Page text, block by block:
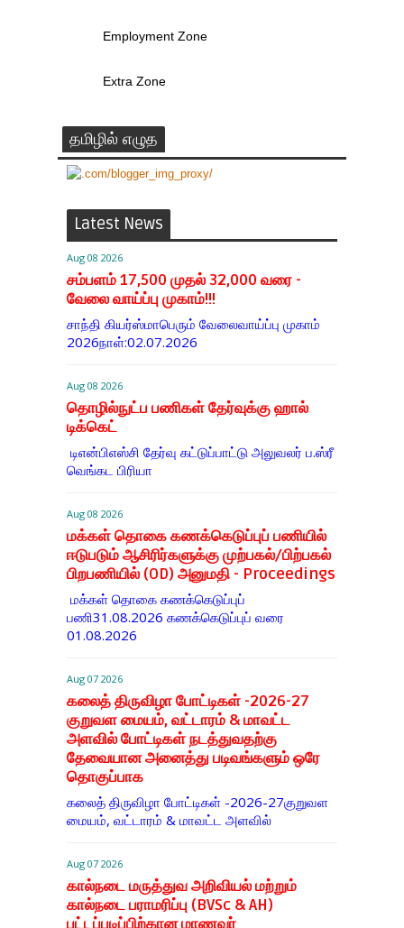
Employment Zone
Extra Zone
தமிழில் எழுத
Latest News
Aug 08 2026
சம்பளம் 17,500 முதல் 32,000 வரை -
வேலை வாய்ப்பு முகாம்!!!
சாந்தி கியர்ஸ்மாபெரும் வேலைவாய்ப்பு முகாம்
2026நாள்:02.07.2026
Aug 08 2026
தொழில்நுட்ப பணிகள் தேர்வுக்கு ஹால் ​
டிக்கெட்
டிஎன்​பிஎஸ்சி தேர்வு கட்​டுப்​பாட்டு அலு​வலர் ப.ஸ்ரீ
வெங்கட பிரியா
Aug 08 2026
மக்கள் தொகை கணக்கெடுப்புப் பணியில்
ஈடுபடும் ஆசிரிர்களுக்கு முற்பகல்/பிற்பகல்
பிறபணியில் (OD) அனுமதி - Proceedings
மக்கள் தொகை கணக்கெடுப்புப்
பணி31.08.2026 கணக்கெடுப்புப் வரை
01.08.2026
Aug 07 2026
கலைத் திருவிழா போட்டிகள் -2026-27
குறுவள மையம், வட்டாரம் & மாவட்ட
அளவில் போட்டிகள் நடத்துவதற்கு
தேவையான அனைத்து படிவங்களும் ஒரே
தொகுப்பாக
கலைத் திருவிழா போட்டிகள் -2026-27குறுவள
மையம், வட்டாரம் & மாவட்ட அளவில்
Aug 07 2026
கால்நடை மருத்துவ அறிவியல் மற்றும்
கால்நடை பராமரிப்பு (BVSc & AH)